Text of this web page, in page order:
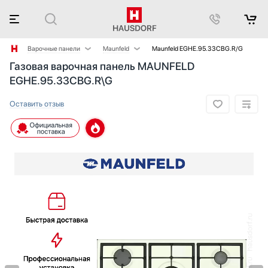
Варочные панели
Аксессуары
Аксессуары и принадлежности
Барбекю
Вафельницы
Вентиляторы
Винные шкафы
Витрины
Maunfeld
AEG
Brandt
De Dietrich
Franke
Fulgor Milano
Maunfeld EGHE.95.33CBG.R/G
Газовая варочная панель MAUNFELD
EGHE.95.33CBG.R\G
Оставить отзыв